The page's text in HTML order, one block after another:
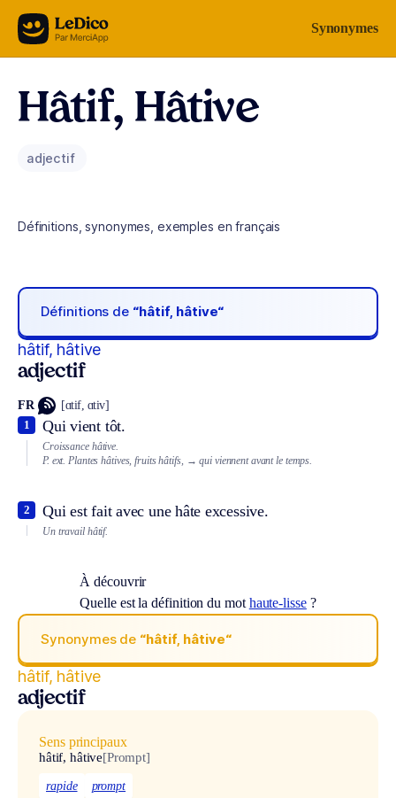
Aller au contenu Synonymes
Hâtif, Hâtive
adjectif
Définitions, synonymes, exemples en français
Définitions de “hâtif, hâtive“
hâtif, hâtive
adjectif
FR [ɑtif, ɑtiv]
Qui vient tôt.
1
Croissance hâtive.
P. ext. Plantes hâtives, fruits hâtifs, → qui viennent avant le temps.
Qui est fait avec une hâte excessive.
2
Un travail hâtif.
À découvrir
Quelle est la définition du mot haute-lisse?
Synonymes de “hâtif, hâtive“
hâtif, hâtive
adjectif
Sens principaux
hâtif, hâtive[Prompt]
rapide prompt